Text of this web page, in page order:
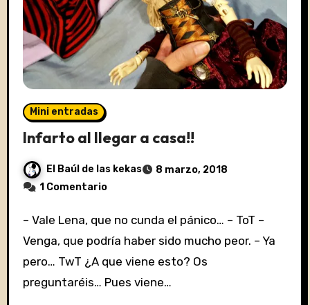
Mini entradas
Infarto al llegar a casa!!
El Baúl de las kekas
8 marzo, 2018
1 Comentario
– Vale Lena, que no cunda el pánico… – ToT –
Venga, que podría haber sido mucho peor. – Ya
pero… TwT ¿A que viene esto? Os
preguntaréis… Pues viene…